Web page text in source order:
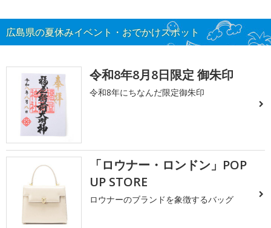
広島県の夏休みイベント・おでかけスポット
令和8年8月8日限定 御朱印
令和8年にちなんだ限定御朱印
「ロウナー・ロンドン」POP
UP STORE
ロウナーのブランドを象徴するバッグ